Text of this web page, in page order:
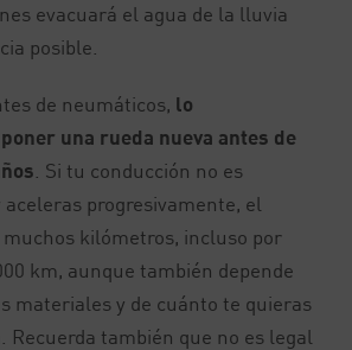
evacuará el agua de la lluvia
posible.
de neumáticos, lo
una rueda nueva antes de
. Si tu conducción no es
aceleras progresivamente, el
kilómetros, incluso por
km, aunque también depende
materiales y de cuánto te quieras
Recuerda también que no es legal